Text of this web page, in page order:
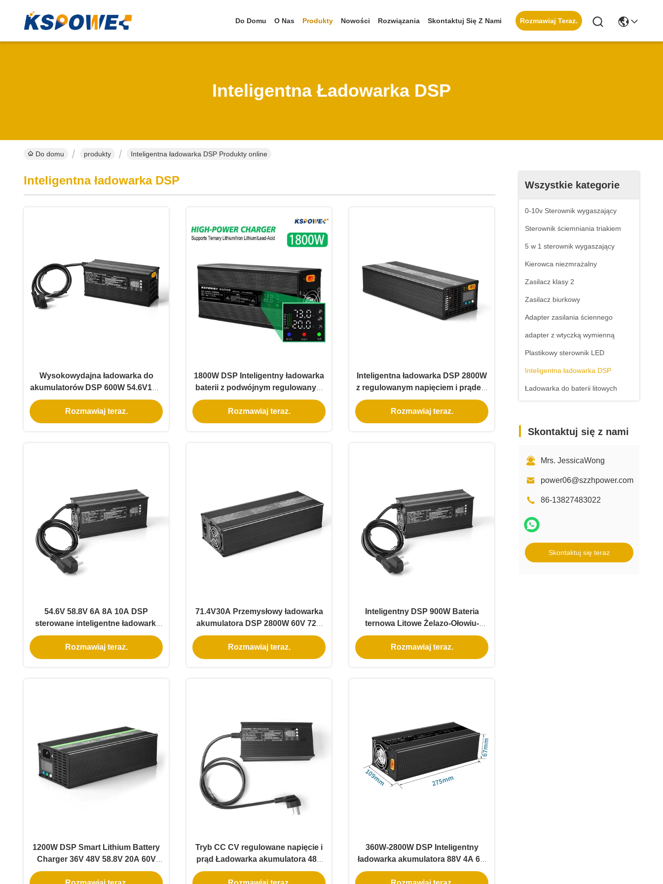
Do Domu O Nas Produkty Nowości Rozwiązania Skontaktuj Się Z Nami Rozmawiaj Teraz.
Inteligentna Ładowarka DSP
Do domu produkty Inteligentna ładowarka DSP Produkty online
Wszystkie kategorie
0-10v Sterownik wygaszający
Sterownik ściemniania triakiem
5 w 1 sterownik wygaszający
Kierowca niezmrażalny
Zasilacz klasy 2
Zasilacz biurkowy
Adapter zasilania ściennego
adapter z wtyczką wymienną
Plastikowy sterownik LED
Inteligentna ładowarka DSP
Ładowarka do baterii litowych
Skontaktuj się z nami
Mrs. JessicaWong
power06@szzhpower.com
86-13827483022
Skontaktuj się teraz
Inteligentna ładowarka DSP
Wysokowydajna ładowarka do
akumulatorów DSP 600W 54.6V10A
z regulowanym napięciem i prądem
do akumulatorów litowo-żelaznych
36V 48V 60V
Rozmawiaj teraz.
1800W DSP Inteligentny ładowarka
baterii z podwójnym regulowanym
napięciem i prądem dla
kompatybilności wielu baterii
Rozmawiaj teraz.
Inteligentna ładowarka DSP 2800W
z regulowanym napięciem i prądem
10-88V 1-30A, w pełni kompatybilna
z akumulatorami litowo-żelazowo-
fosforanowymi i trójskładnikowymi
Rozmawiaj teraz.
54.6V 58.8V 6A 8A 10A DSP
sterowane inteligentne ładowarki
360W 500W 600W regulowane
napięcie prądu 1-10A z
automatycznym wykrywaniem
Rozmawiaj teraz.
71.4V30A Przemysłowy ładowarka
akumulatora DSP 2800W 60V 72V
88V 30A dla systemów
akumulatorów AGV wózków
widłowych
Rozmawiaj teraz.
Inteligentny DSP 900W Bateria
ternowa Litowe Żelazo-Ołowiu-
Kwas LiFePo4 Ładowarka
akumulatorów 36V 48V 58.8V 60V
15A 72V 88V 10A z kolorowym
Rozmawiaj teraz.
1200W DSP Smart Lithium Battery
Charger 36V 48V 58.8V 20A 60V
72V 73V 15A PFC 91,5% z
Tryb CC CV regulowane napięcie i
prąd Ładowarka akumulatora 48V
8A z ekranem cyfrowym dla
360W-2800W DSP Inteligentny
ładowarka akumulatora 88V 4A 6A
7A 10A 15A 20A 25A 30A z szybkim